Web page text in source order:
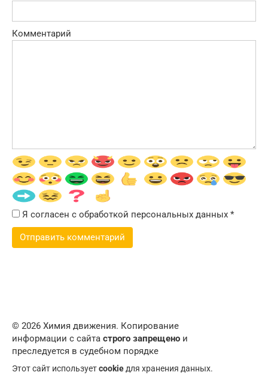
Комментарий
Я согласен с обработкой персональных данных *
© 2026 Химия движения. Копирование
информации с сайта строго запрещено и
преследуется в судебном порядке
Этот сайт используетcookieдля хранения данных.